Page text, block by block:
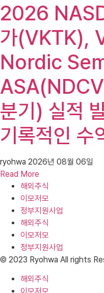
2026
가(VKTK),
Nordic
분기) 실적
기록적인 수
ryohwa 2026년 08월 06일
Read More
해외주식
이모저모
정부지원사업
해외주식
이모저모
정부지원사업
© 2023 Ryohwa All rights
해외주식